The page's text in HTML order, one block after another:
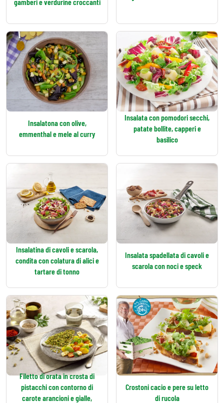
Insalatona con olive,
emmenthal e mele al curry
Insalata con pomodori secchi,
patate bollite, capperi e
basilico
Insalatina di cavoli e scarola,
condita con colatura di alici e
tartare di tonno
Insalata spadellata di cavoli e
scarola con noci e speck
Filetto di orata in crosta di
pistacchi con contorno di
carote arancioni e gialle,
Crostoni cacio e pere su letto
di rucola